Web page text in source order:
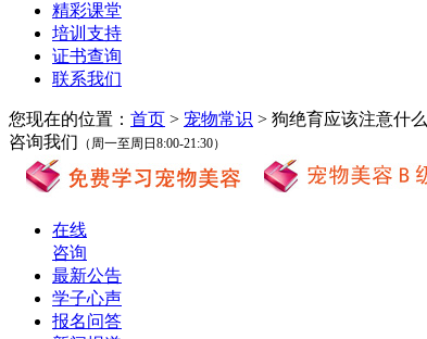
精彩课堂
培训支持
证书查询
联系我们
您现在的位置： 首页 > 宠物常识 > 狗绝育应该注意什么
咨询我们 （周一至周日8:00-21:30）
在线
咨询
最新公告
学子心声
报名问答